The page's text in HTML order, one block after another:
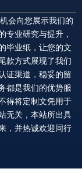
会向您展示我们的
专业研究与提升，
毕业纸，让您的文
款方式展现了我们
证渠道，稳妥的留
都是我们的优势服
得将定制文凭用于
无关，本站所出具
，并热诚欢迎同行